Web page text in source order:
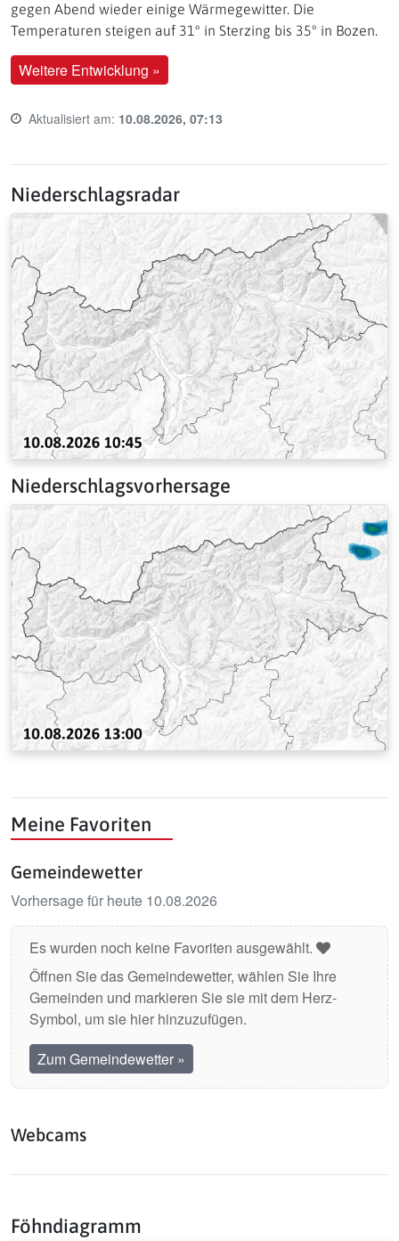
gegen Abend wieder einige Wärmegewitter. Die
Temperaturen steigen auf 31° in Sterzing bis 35° in Bozen.
Weitere Entwicklung »
Last update time:
Aktualisiert am: 10.08.2026, 07:13
Niederschlagsradar
Niederschlagsvorhersage
Meine Favoriten
Gemeindewetter
Vorhersage für heute 10.08.2026
Es wurden noch keine Favoriten ausgewählt.
Öffnen Sie das Gemeindewetter, wählen Sie Ihre
Gemeinden und markieren Sie sie mit dem Herz-
Symbol, um sie hier hinzuzufügen.
Zum Gemeindewetter »
Webcams
Föhndiagramm